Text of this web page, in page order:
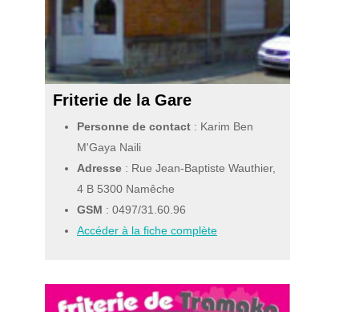
Friterie de la Gare
Personne de contact : Karim Ben
M'Gaya Naili
Adresse : Rue Jean-Baptiste Wauthier,
4 B 5300 Namêche
GSM :0497/31.60.96
Accéder à la fiche complète